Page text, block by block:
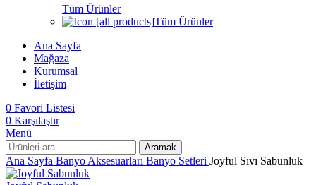
Tüm Ürünler
Tüm Ürünler
Ana Sayfa
Mağaza
Kurumsal
İletişim
0 Favori Listesi
0 Karşılaştır
Menü
Aramak
Ana Sayfa Banyo Aksesuarları Banyo Setleri Joyful Sıvı Sabunluk